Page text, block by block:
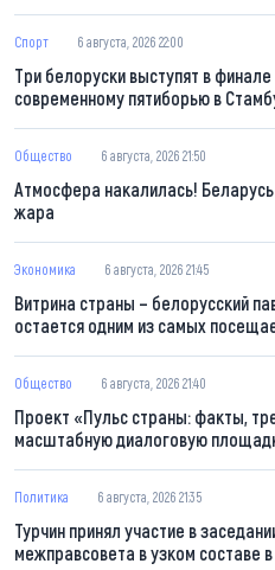
Спорт 6 августа, 2026 22:00
Три белоруски выступят в
современному пятиборью в
Общество 6 августа, 2026 21:50
Атмосфера накалилась!
жара
Экономика 6 августа, 2026 21:45
Витрина страны – белорусский
остается одним из самых
Общество 6 августа, 2026 21:40
Проект «Пульс страны: факты,
масштабную диалоговую
Политика 6 августа, 2026 21:35
Турчин принял участие в
межправсовета в узком составе